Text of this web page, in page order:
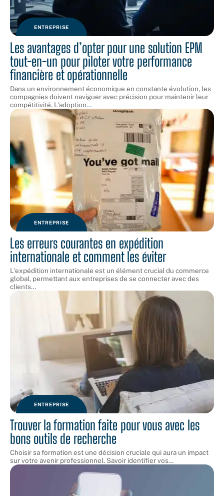
ENTREPRISE
Les avantages d’opter pour une solution EPM
tout-en-un pour piloter votre performance
financière et opérationnelle
Dans un environnement économique en constante évolution, les
compagnies doivent naviguer avec précision pour maintenir leur
compétitivité. L'adoption…
ENTREPRISE
Les erreurs courantes en expédition
internationale et comment les éviter
L'expédition internationale est un élément crucial du commerce
global, permettant aux entreprises de se connecter avec des
clients…
ENTREPRISE
Trouver la formation faite pour vous avec les
bons outils de recherche
Choisir sa formation est une décision cruciale qui aura un impact
sur votre avenir professionnel. Savoir identifier vos…